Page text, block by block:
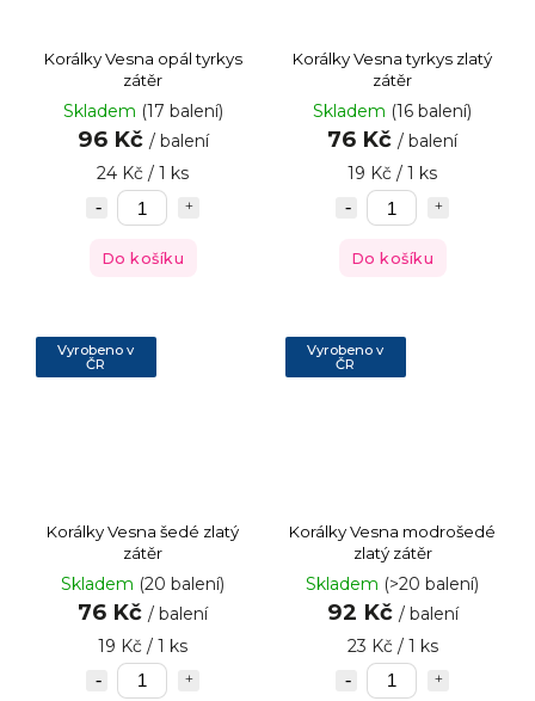
Korálky Vesna opál tyrkys
zátěr
Skladem (17 balení)
96 Kč / balení
24 Kč / 1 ks
Do košíku
Korálky Vesna tyrkys zlatý
zátěr
Skladem (16 balení)
76 Kč / balení
19 Kč / 1 ks
Do košíku
Vyrobeno v
ČR
Korálky Vesna šedé zlatý
zátěr
Skladem (20 balení)
76 Kč / balení
19 Kč / 1 ks
Vyrobeno v
ČR
Korálky Vesna modrošedé
zlatý zátěr
Skladem (>20 balení)
92 Kč / balení
23 Kč / 1 ks